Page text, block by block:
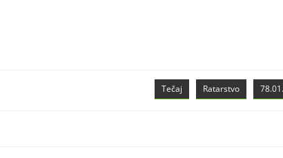
Ratarstvo
Tečaj